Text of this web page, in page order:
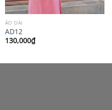
ÁO DÀI
AD12
130,000₫